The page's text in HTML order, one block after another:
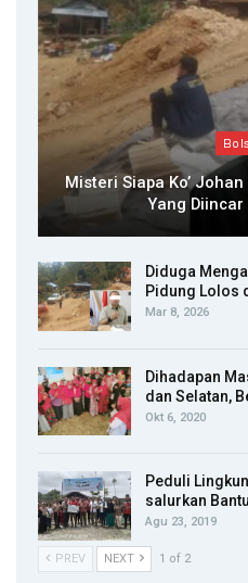
Misteri Siapa Ko’
Yang
Diduga
Pidung Lolos
Mar 8, 2026
Dihadapan
dan Selatan,
Okt 6, 2020
Peduli
salurkan
Agu 23, 2019
PREV NEXT 1 of 2